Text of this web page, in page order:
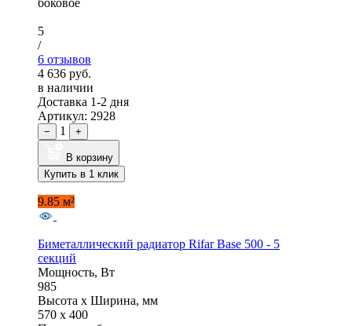
5
/
6 отзывов
4 636 руб.
в наличии
Доставка 1-2 дня
Артикул: 2928
− 1 +
В корзину
Купить в 1 клик
9.85 м²
Биметаллический радиатор Rifar Base 500 - 5
секций
Мощность, Вт
985
Высота x Ширина, мм
570 x 400